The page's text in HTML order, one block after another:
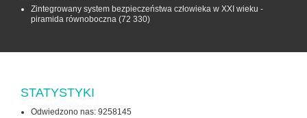
Zintegrowany system bezpieczeństwa człowieka w XXI wieku -
piramida równoboczna (72 330)
STATYSTYKI
Odwiedzono nas: 9258145